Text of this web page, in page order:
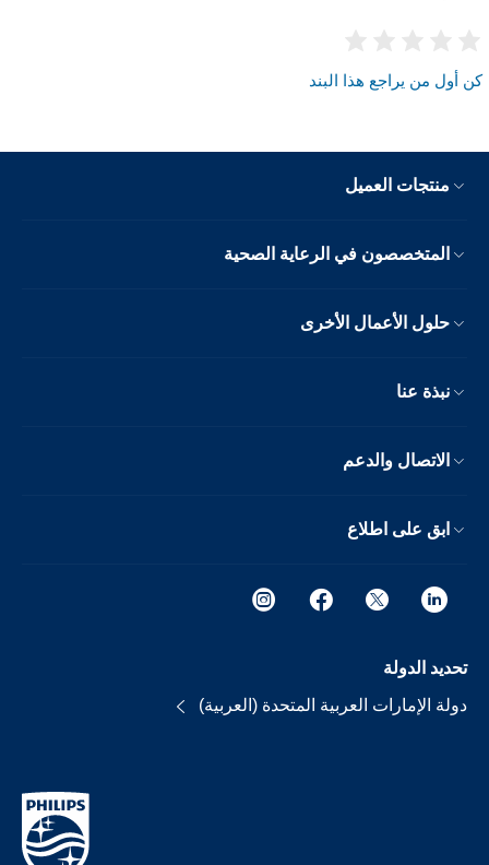
كن أول من يراجع هذا البند
منتجات العميل
المتخصصون في الرعاية الصحية
حلول الأعمال الأخرى
نبذة عنا
الاتصال والدعم
ابق على اطلاع
تحديد الدولة
دولة الإمارات العربية المتحدة (العربية)